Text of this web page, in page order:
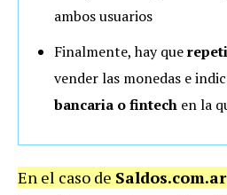
ambos usuarios
Finalmente, hay que
vender las monedas e
bancaria o fintech en la
En el caso de Saldos.com.ar